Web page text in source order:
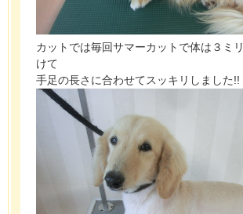
カットでは毎回サマーカットで体は３ミ
けて
手足の長さに合わせてスッキリしました!!